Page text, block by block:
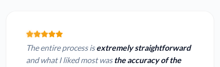
The entire process isextremely straightforward
and what I liked most was the accuracy of the